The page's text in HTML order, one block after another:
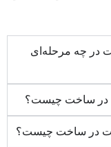
در چه مرحله‌ای
در ساخت چیست؟
در ساخت چیست؟